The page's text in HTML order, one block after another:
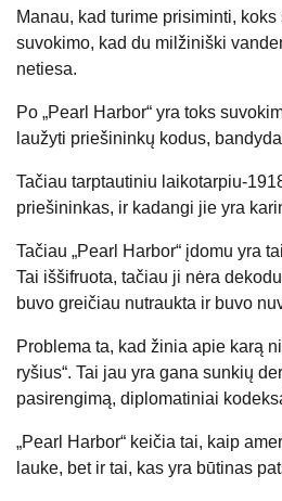
Manau, kad turime prisiminti,
suvokimo, kad du milžiniški
netiesa.
Po „Pearl Harbor“ yra toks
laužyti priešininkų kodus,
Tačiau tarptautiniu laikotarpiu-
priešininkas, ir kadangi jie yra
Tačiau „Pearl Harbor“ įdomu yra
Tai iššifruota, tačiau ji nėra
buvo greičiau nutraukta ir buvo
Problema ta, kad žinia apie karą
ryšius“. Tai jau yra gana sunkių
pasirengimą, diplomatiniai
„Pearl Harbor“ keičia tai, kaip
lauke, bet ir tai, kas yra būtinas